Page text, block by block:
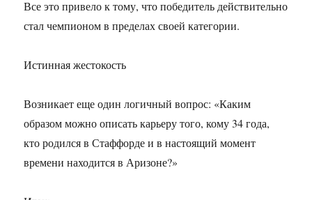
Все это привело к тому, что победитель действительно
стал чемпионом в пределах своей категории.
Истинная жестокость
Возникает еще один логичный вопрос: «Каким
образом можно описать карьеру того, кому 34 года,
кто родился в Стаффорде и в настоящий момент
времени находится в Аризоне?»